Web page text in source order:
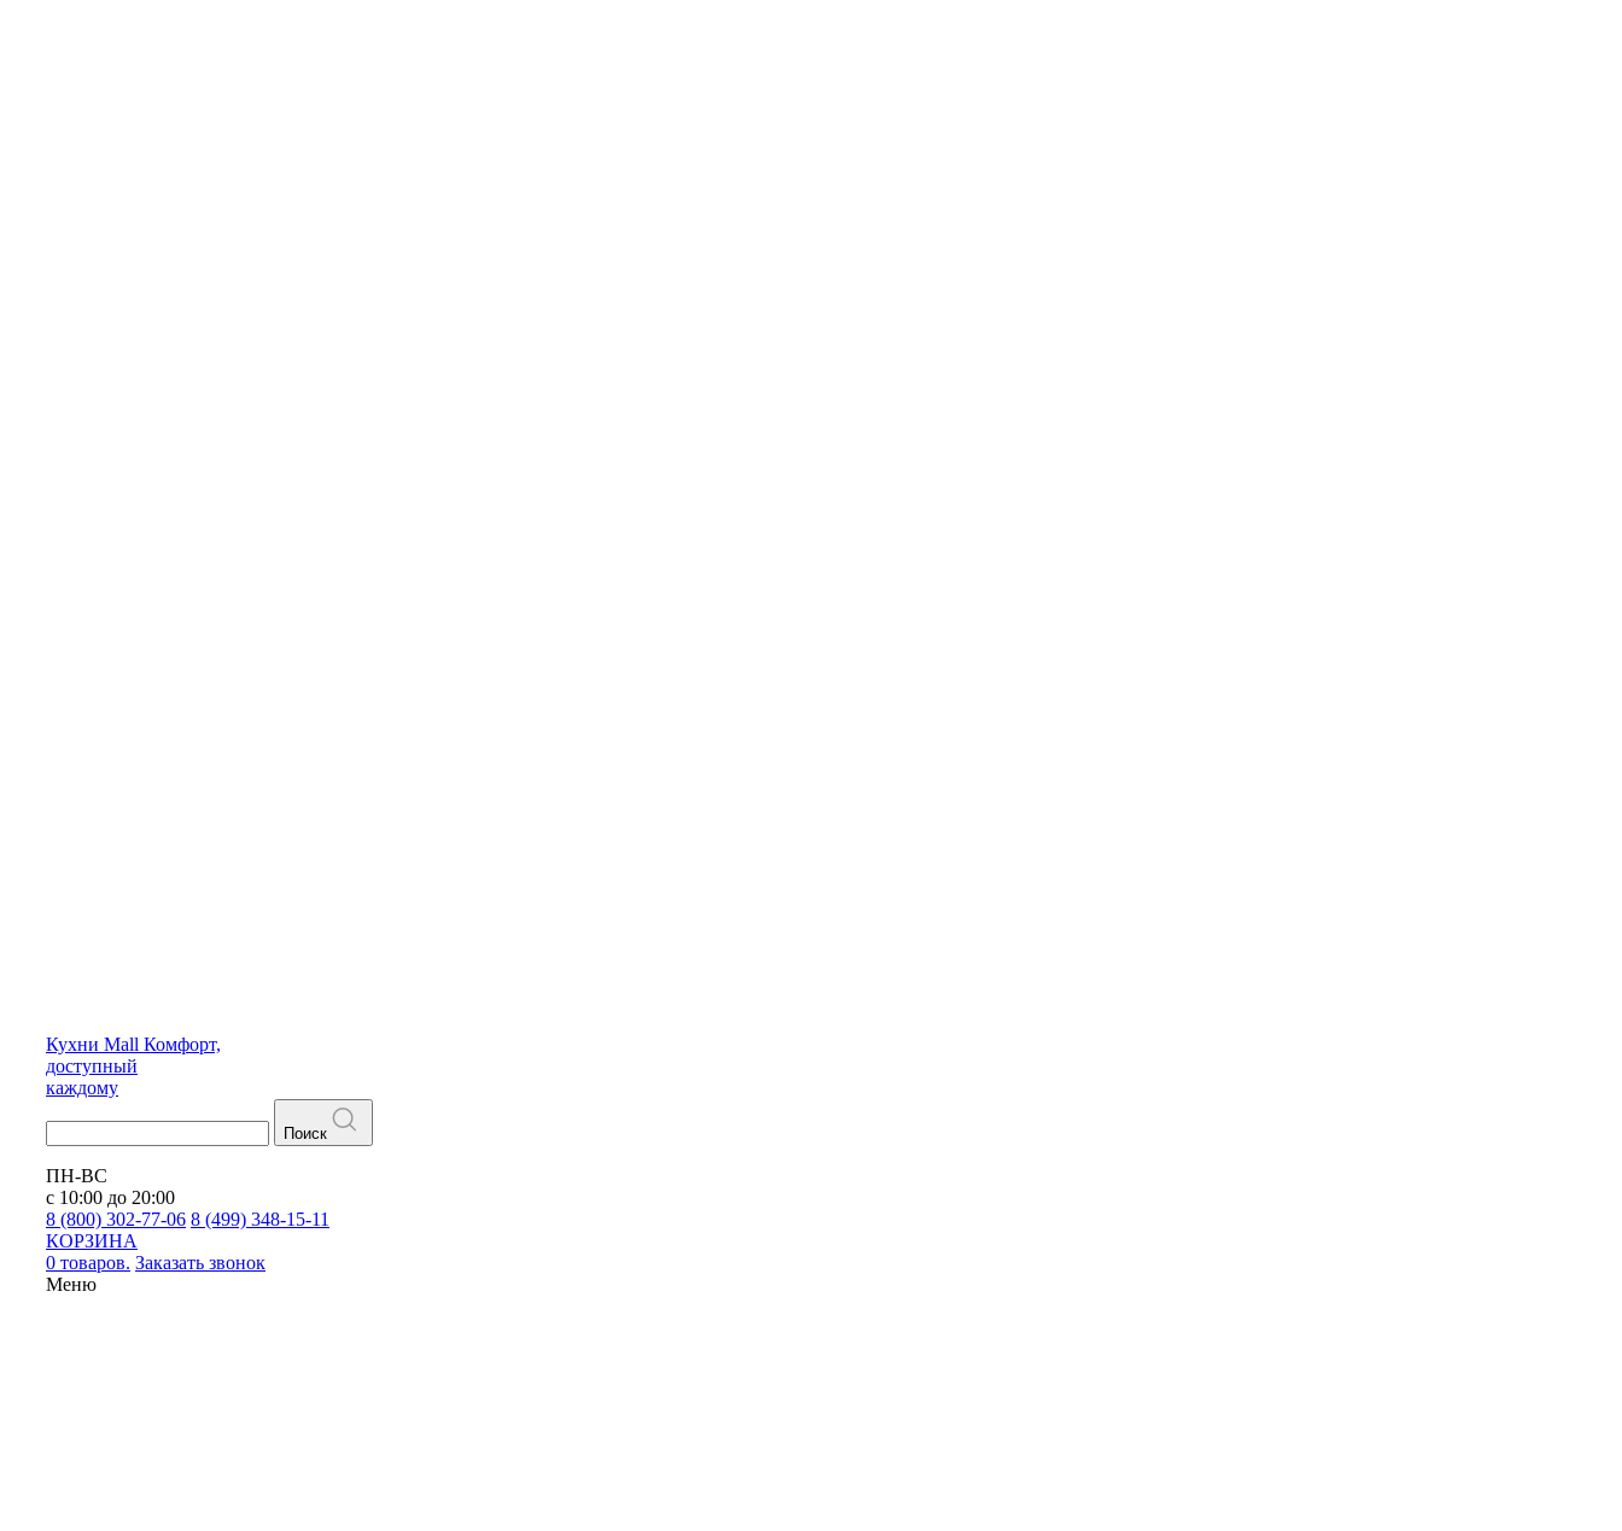
Кухни Mall Комфорт,
доступный
каждому
Поиск
ПН-ВС
с 10:00 до 20:00
8 (800) 302-77-06 8 (499) 348-15-11
КОРЗИНА
0 товаров. Заказать звонок
Меню